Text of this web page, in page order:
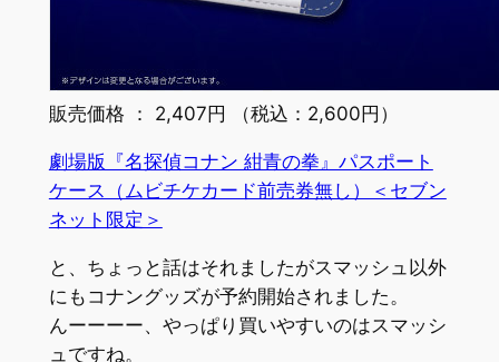
販売価格 ： 2,407円 （税込：2,600円）
劇場版『名探偵コナン 紺青の拳』パスポート
ケース（ムビチケカード前売券無し）＜セブン
ネット限定＞
と、ちょっと話はそれましたがスマッシュ以外
にもコナングッズが予約開始されました。
んーーーー、やっぱり買いやすいのはスマッシ
ュですね。